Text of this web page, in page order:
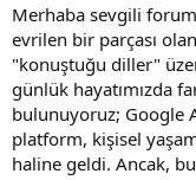
a
n
i
h
i
Merhaba sevgili
evrilen bir parçası
"konuştuğu diller"
günlük hayatımızda
bulunuyoruz; Google
platform, kişisel
haline geldi. Ancak,